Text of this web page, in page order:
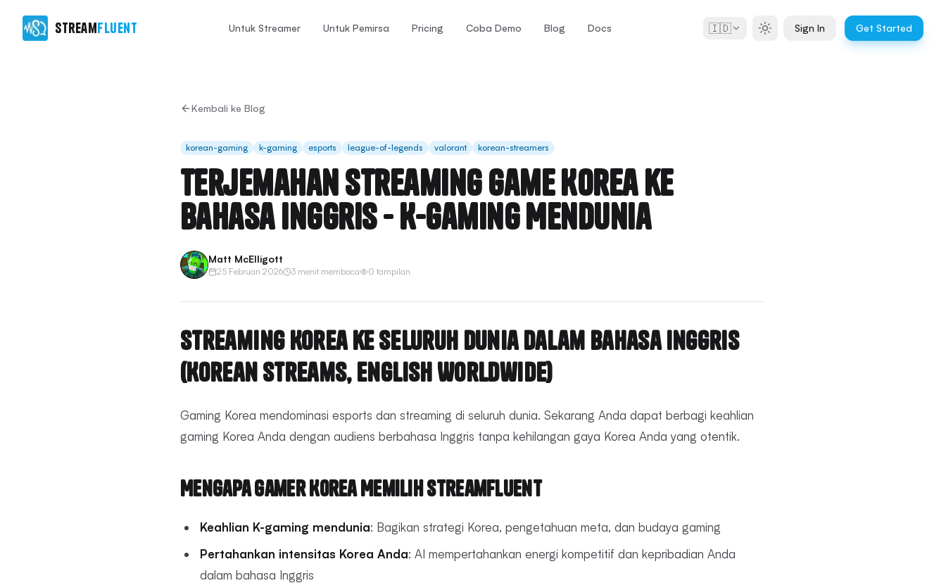
StreamFluent Untuk Streamer Untuk Pemirsa Pricing Coba Demo Blog Docs 🇮🇩 Sign In Get Started
Kembali ke Blog
korean-gaming k-gaming esports league-of-legends valorant korean-streamers
Terjemahan Streaming Game Korea ke
Bahasa Inggris - K-Gaming Mendunia
Matt McElligott
25 Februari 2026 3 menit membaca 0 tampilan
Streaming Korea ke Seluruh Dunia dalam Bahasa Inggris
(Korean Streams, English Worldwide)
Gaming Korea mendominasi esports dan streaming di seluruh dunia. Sekarang Anda dapat berbagi keahlian
gaming Korea Anda dengan audiens berbahasa Inggris tanpa kehilangan gaya Korea Anda yang otentik.
Mengapa Gamer Korea Memilih StreamFluent
Keahlian K-gaming mendunia: Bagikan strategi Korea, pengetahuan meta, dan budaya gaming
Pertahankan intensitas Korea Anda: AI mempertahankan energi kompetitif dan kepribadian Anda
dalam bahasa Inggris